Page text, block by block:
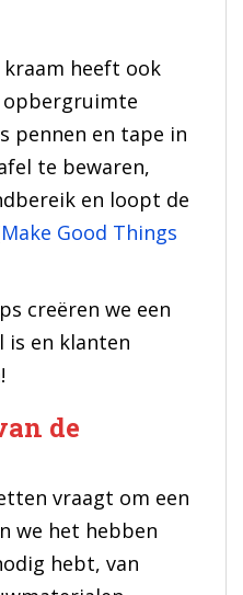
kraam heeft ook
opbergruimte
pennen en tape in
te bewaren,
en loopt de
Make Good Things
creëren we een
is en klanten
de
vraagt om een
we het hebben
hebt, van